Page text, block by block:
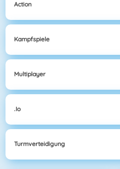
Action
Kampfspiele
Multiplayer
.io
Turmverteidigung